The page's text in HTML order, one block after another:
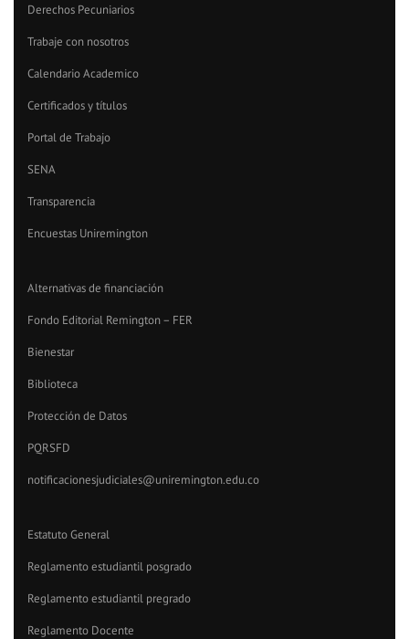
Derechos Pecuniarios
Trabaje con nosotros
Calendario Academico
Certificados y títulos
Portal de Trabajo
SENA
Transparencia
Encuestas Uniremington
Alternativas de financiación
Fondo Editorial Remington – FER
Bienestar
Biblioteca
Protección de Datos
PQRSFD
notificacionesjudiciales@uniremington.edu.co
Estatuto General
Reglamento estudiantil posgrado
Reglamento estudiantil pregrado
Reglamento Docente